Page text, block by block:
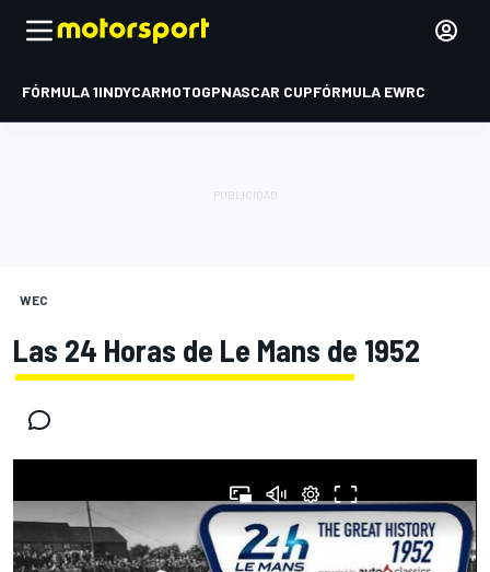
FÓRMULA 1INDYCARMOTOGPNASCAR CUPFÓRMULA EWRC
WEC
Las 24 Horas de Le Mans de 1952